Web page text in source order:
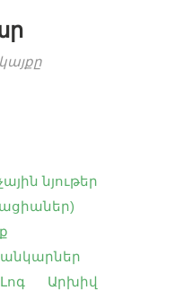
նյութեր
Արխիվ